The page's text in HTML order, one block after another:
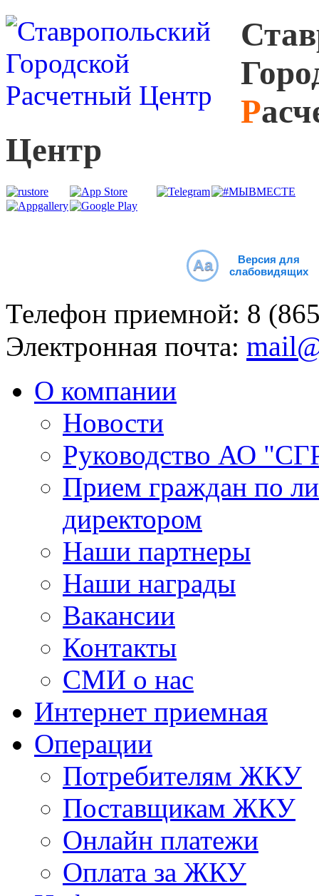
С
Г
Р
Центр
Aa
Версия для
слабовидящих
Телефон приемной: 8
Электронная почта:
О компании
Новости
Руководство АО
Прием граждан по
директором
Наши партнеры
Наши награды
Вакансии
Контакты
СМИ о нас
Интернет приемная
Операции
Потребителям ЖКУ
Поставщикам ЖКУ
Онлайн платежи
Оплата за ЖКУ